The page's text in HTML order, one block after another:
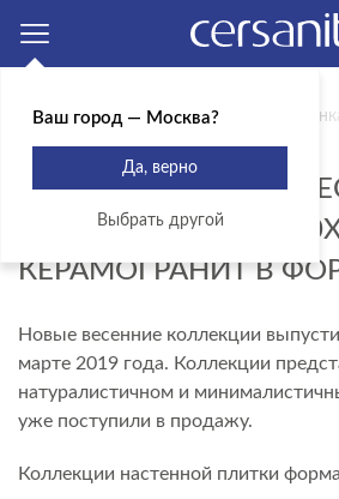
Главная Блог Новости
НОВИНКА!
ПЛИТКА ФОРМАТА
КЕРАМОГРАНИТ В
Новые весенние коллекции
марте 2019 года. Коллекции
натуралистичном и
уже поступили в продажу.
Коллекции настенной плитки
Ваш город — Москва?
Да, верно
Выбрать другой